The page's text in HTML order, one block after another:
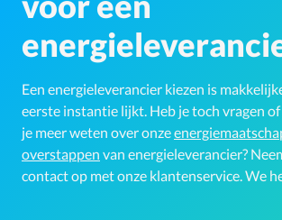
Een energieleverancier kiezen is
eerste instantie lijkt. Heb je toch vragen
je meer weten over onze
overstappen van energieleverancier?
contact op met onze klantenservice. We